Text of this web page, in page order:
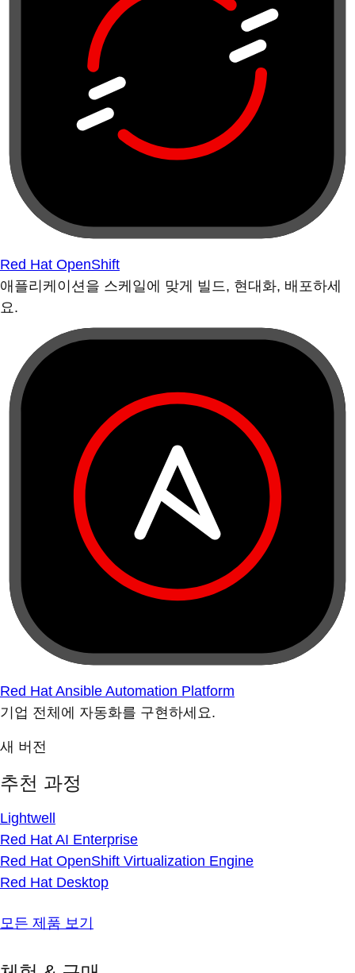
Red Hat OpenShift
애플리케이션을 스케일에 맞게 빌드, 현대화, 배포하세
요.
Red Hat Ansible Automation Platform
기업 전체에 자동화를 구현하세요.
새 버전
추천 과정
Lightwell
Red Hat AI Enterprise
Red Hat OpenShift Virtualization Engine
Red Hat Desktop
모든 제품 보기